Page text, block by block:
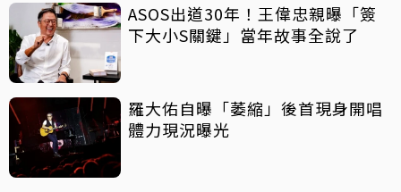
ASOS出道30年！王偉忠親曝「簽
下大小S關鍵」當年故事全說了
羅大佑自曝「萎縮」後首現身開唱
體力現況曝光